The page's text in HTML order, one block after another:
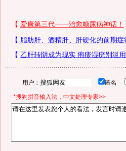
用户： 匿名
*搜狗拼音输入法，中文处理专家>>